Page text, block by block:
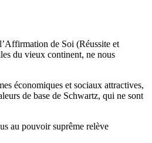
de Soi (Réussite et
du vieux continent, ne nous
économiques et sociaux attractives,
de base de Schwartz, qui ne sont
au pouvoir suprême relève